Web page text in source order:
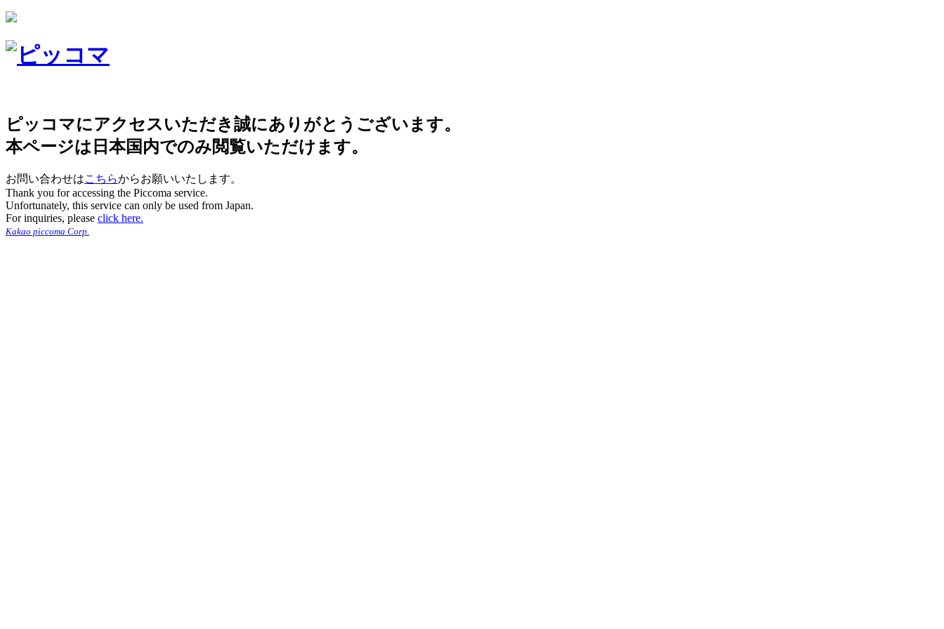
ピッコマにアクセスいただき誠にありがとうございます。
本ページは日本国内でのみ閲覧いただけます。
お問い合わせはこちらからお願いいたします。
Thank you for accessing the Piccoma service.
Unfortunately, this service can only be used from Japan.
For inquiries, please click here.
Kakao piccoma Corp.